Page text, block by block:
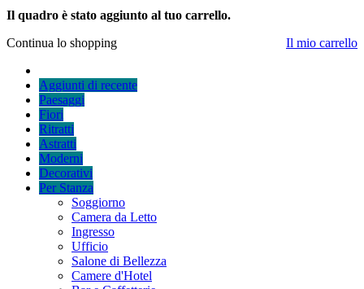
Il quadro è stato aggiunto al tuo carrello.
Continua lo shopping
Il mio carrello
Aggiunti di recente
Paesaggi
Fiori
Ritratti
Astratti
Moderni
Decorativi
Per Stanza
Soggiorno
Camera da Letto
Ingresso
Ufficio
Salone di Bellezza
Camere d'Hotel